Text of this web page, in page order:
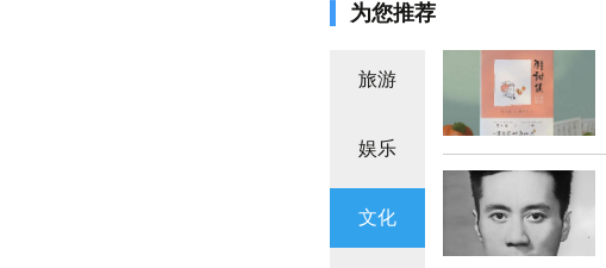
为您推荐
旅游
娱乐
文化